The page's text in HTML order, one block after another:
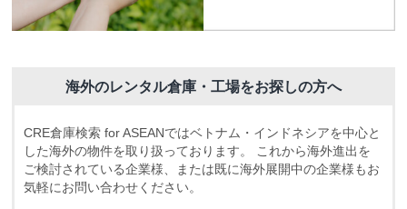
海外のレンタル倉庫・工場をお探しの方へ
CRE倉庫検索 for ASEANではベトナム・インドネシアを中心と
した海外の物件を取り扱っております。
これから海外進出を
ご検討されている企業様、または既に海外展開中の企業様もお
気軽にお問い合わせください。